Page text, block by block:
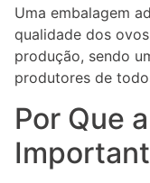
Uma embalagem
qualidade dos
produção, sendo
produtores de
Por Que